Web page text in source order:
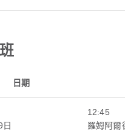
日期
12:45
羅姆阿爾